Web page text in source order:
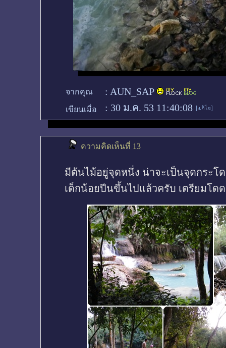
จากคุณ : AUN_SAP
เขียนเมื่อ : 30 ม.ค. 53 11:40:08
ความคิดเห็นที่ 13
มีต้นไม้อยู่จุดหนึ่ง น่าจะเป็นจุดกระโ
เด็กน้อยปีนขึ้นไปแล้วครับ เตรียมโดด